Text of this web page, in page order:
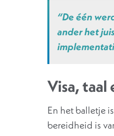
“De één
ander het
Visa, taal
En het balletje
bereidheid is